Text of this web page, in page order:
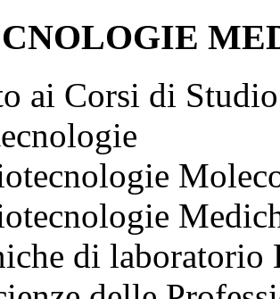
ai Corsi di
di laboratorio